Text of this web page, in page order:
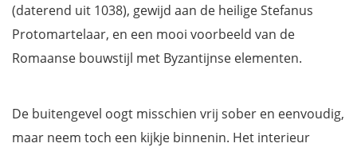
(daterend uit 1038), gewijd aan de heilige Stefanus
Protomartelaar, en een mooi voorbeeld van de
Romaanse bouwstijl met Byzantijnse elementen.
De buitengevel oogt misschien vrij sober en eenvoudig,
maar neem toch een kijkje binnenin. Het interieur